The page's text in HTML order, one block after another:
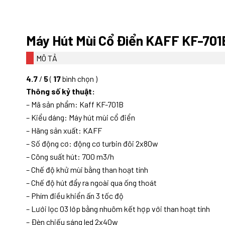
Máy Hút Mùi Cổ Điển KAFF KF-
MÔ TẢ
4.7 / 5( 17bình chọn )
Thông số kỷ thuật:
– Mã sản phẩm: Kaff KF-701B
– Kiểu dáng: Máy hút mùi cổ điển
– Hãng sản xuất: KAFF
– Số động cơ: động cơ turbin đôi 2x80w
– Công suất hút: 700 m3/h
– Chế độ khử mùi bằng than hoạt tính
– Chế độ hút đẩy ra ngoài qua ống thoát
– Phím điều khiển ấn 3 tốc độ
– Lưới lọc 03 lớp bằng nhuôm kết hợp với than hoạt tính
– Đèn chiếu sáng led 2x40w